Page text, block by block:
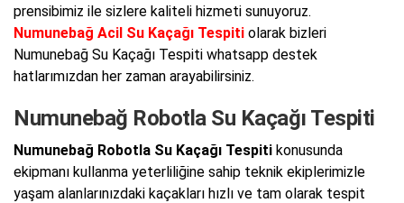
prensibimiz ile sizlere kaliteli hizmeti sunuyoruz.
Numunebağ Acil Su Kaçağı Tespiti olarak bizleri
Numunebağ Su Kaçağı Tespiti whatsapp destek
hatlarımızdan her zaman arayabilirsiniz.
Numunebağ Robotla Su Kaçağı Tespiti
Numunebağ Robotla Su Kaçağı Tespiti konusunda
ekipmanı kullanma yeterliliğine sahip teknik ekiplerimizle
yaşam alanlarınızdaki kaçakları hızlı ve tam olarak tespit